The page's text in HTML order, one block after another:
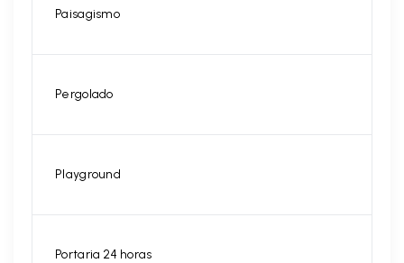
Paisagismo
Pergolado
Playground
Portaria 24 horas